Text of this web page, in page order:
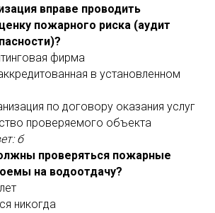
вправе проводить
пожарного риска (аудит
фирма
в установленном
по договору оказания услуг
проверяемого объекта
б
проверяться пожарные
на водоотдачу?
никогда